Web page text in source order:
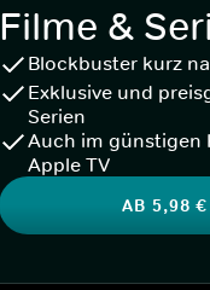
Filme &
Blockbuster kurz
Exklusive und
Serien
Auch im günstigen
Apple TV
AB 5,98